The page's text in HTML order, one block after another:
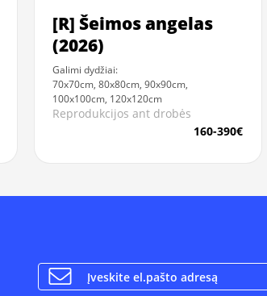
[R] Šeimos angelas
(2026)
Galimi dydžiai:
70x70cm, 80x80cm, 90x90cm,
100x100cm, 120x120cm
Reprodukcijos ant drobės
160-390€